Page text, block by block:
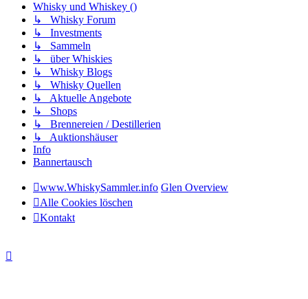
Whisky und Whiskey ()
↳ Whisky Forum
↳ Investments
↳ Sammeln
↳ über Whiskies
↳ Whisky Blogs
↳ Whisky Quellen
↳ Aktuelle Angebote
↳ Shops
↳ Brennereien / Destillerien
↳ Auktionshäuser
Info
Bannertausch
www.WhiskySammler.info Glen Overview
Alle Cookies löschen
Kontakt